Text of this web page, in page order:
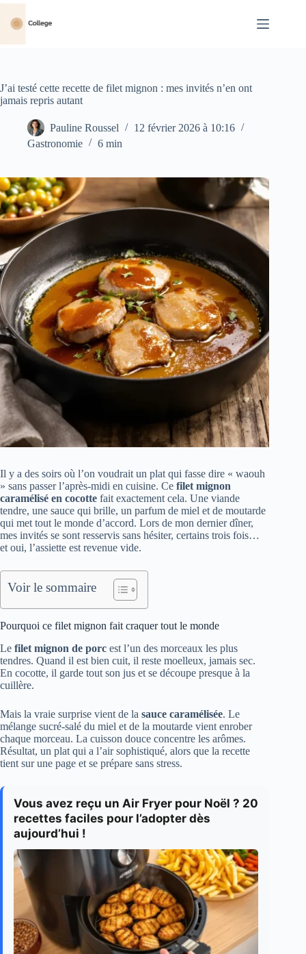
Passer
contenu
J’ai testé cette recette de filet mignon : mes invités n’en ont
jamais repris autant
Pauline Roussel
12 février 2026 à 10:16
Gastronomie
6 min
Il y a des soirs où l’on voudrait un plat qui fasse dire « waouh
» sans passer l’après-midi en cuisine. Ce filet mignon
caramélisé en cocotte fait exactement cela. Une viande
tendre, une sauce qui brille, un parfum de miel et de moutarde
qui met tout le monde d’accord. Lors de mon dernier dîner,
mes invités se sont resservis sans hésiter, certains trois fois…
et oui, l’assiette est revenue vide.
Voir le sommaire
Pourquoi ce filet mignon fait craquer tout le monde
Le filet mignon de porc est l’un des morceaux les plus
tendres. Quand il est bien cuit, il reste moelleux, jamais sec.
En cocotte, il garde tout son jus et se découpe presque à la
cuillère.
Mais la vraie surprise vient de la sauce caramélisée. Le
mélange sucré-salé du miel et de la moutarde vient enrober
chaque morceau. La cuisson douce concentre les arômes.
Résultat, un plat qui a l’air sophistiqué, alors que la recette
tient sur une page et se prépare sans stress.
Vous avez reçu un Air Fryer pour Noël ? 20
recettes faciles pour l’adopter dès
aujourd’hui !